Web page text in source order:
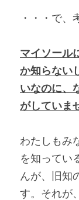
・・・で、
マイソール
か知らない
いなのに、
がしていま
わたしもみ
を知ってい
んが、旧知
す。それが